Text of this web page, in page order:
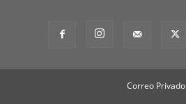
Correo Privado